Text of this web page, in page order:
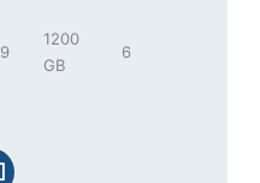
1200
GB
6